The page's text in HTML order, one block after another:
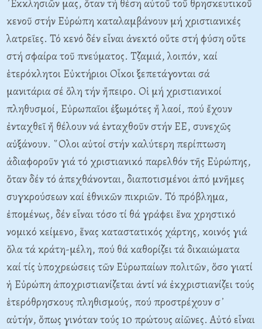
᾿Εκκλησιῶν μας, ὅταν τή θέση αὐτοῦ τοῦ θρησκευτικοῦ
κενοῦ στήν Εὐρώπη καταλαμβάνουν μή χριστιανικές
λατρεῖες. Τό κενό δέν εἶναι ἀνεκτό οὔτε στή φύση οὔτε
στή σφαίρα τοῦ πνεύματος. Τζαμιά, λοιπόν, καί
ἑτερόκλητοι Εὐκτήριοι Οἶκοι ξεπετάγονται σά
μανιτάρια σέ ὅλη τήν ἤπειρο. Οἱ μή χριστιανικοί
πληθυσμοί, Εὐρωπαῖοι ἐξωμότες ἤ λαοί, πού ἔχουν
ἐνταχθεῖ ἤ θέλουν νά ἐνταχθοῦν στήν ΕΕ, συνεχῶς
αὐξάνουν. ῞Ολοι αὐτοί στήν καλύτερη περίπτωση
ἀδιαφοροῦν γιά τό χριστιανικό παρελθόν τῆς Εὐρώπης,
ὅταν δέν τό ἀπεχθάνονται, διαποτισμένοι ἀπό μνῆμες
συγκρούσεων καί ἐθνικῶν πικριῶν. Τό πρόβλημα,
ἐπομένως, δέν εἶναι τόσο τί θά γράφει ἕνα χρηστικό
νομικό κείμενο, ἕνας καταστατικός χάρτης, κοινός γιά
ὅλα τά κράτη-μέλη, πού θά καθορίζει τά δικαιώματα
καί τίς ὑποχρεώσεις τῶν Εὐρωπαίων πολιτῶν, ὅσο γιατί
ἡ Εὐρώπη ἀποχριστιανίζεται ἀντί νά ἐκχριστιανίζει τούς
ἑτερόθρησκους πληθισμούς, πού προστρέχουν σ᾿
αὐτήν, ὅπως γινόταν τούς 10 πρώτους αἰῶνες. Αὐτό εἶναι